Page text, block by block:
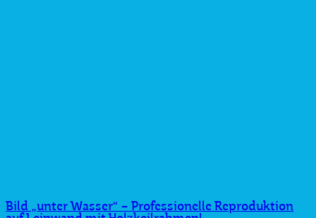
Bild „unter Wasser“ – Professionelle Reproduktion